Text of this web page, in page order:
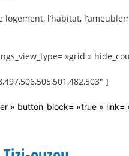
l’habitat,
»grid »
]
» button_block= »true » link=